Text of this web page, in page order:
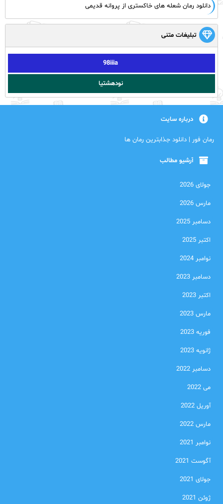
دانلود رمان شعله های خاکستری از پروانه قدیمی
تبلیغات متنی
98iiia
نودهشتیا
درباره سایت
رمان فور | دانلود جذابترین رمان ها
آرشیو مطالب
جولای 2026
مارس 2026
دسامبر 2025
اکتبر 2025
نوامبر 2024
دسامبر 2023
اکتبر 2023
مارس 2023
فوریه 2023
ژانویه 2023
دسامبر 2022
می 2022
آوریل 2022
مارس 2022
نوامبر 2021
آگوست 2021
جولای 2021
ژوئن 2021